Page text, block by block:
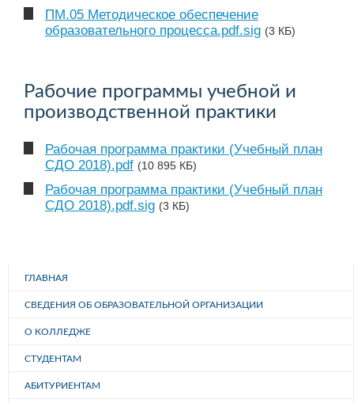
ПМ.05 Методическое обеспечение
образовательного процесса.pdf.sig (3 КБ)
Рабочие программы учебной и
производственной практики
Рабочая программа практики (Учебный план
СДО 2018).pdf (10 895 КБ)
Рабочая программа практики (Учебный план
СДО 2018).pdf.sig (3 КБ)
ГЛАВНАЯ
СВЕДЕНИЯ ОБ ОБРАЗОВАТЕЛЬНОЙ ОРГАНИЗАЦИИ
О КОЛЛЕДЖЕ
СТУДЕНТАМ
АБИТУРИЕНТАМ